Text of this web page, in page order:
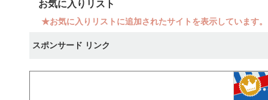
お気に入りリスト
★お気に入りリストに追加されたサイトを表示しています
スポンサード リンク